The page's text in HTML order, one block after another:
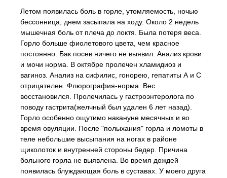
Летом появилась боль в горле, утомляемость, ночью
бессонница, днем засыпала на ходу. Около 2 недель
мышечная боль от плеча до локтя. Была потеря веса.
Горло больше фиолетового цвета, чем красное
постоянно. Бак посев ничего не выявил. Анализ крови
и мочи норма. В октябре пролечен хламидиоз и
вагиноз. Анализ на сифилис, гонорею, гепатиты А и С
отрицателен. Флюрография-норма. Вес
восстановился. Пролечилась у гастроэнтеролога по
поводу гастрита(желчный был удален 6 лет назад).
Горло особенно ощутимо накануне месячных и во
время овуляции. После "полыхания" горла и ломоты в
теле небольшие высыпания на ногах в районе
щиколоток и внутренней стороны бедер. Причина
больного горла не выявлена. Во время дождей
появилась блуждающая боль в суставах. У моего друга